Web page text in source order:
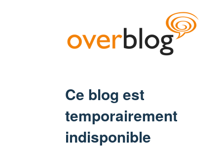
Ce blog est
temporairement
indisponible